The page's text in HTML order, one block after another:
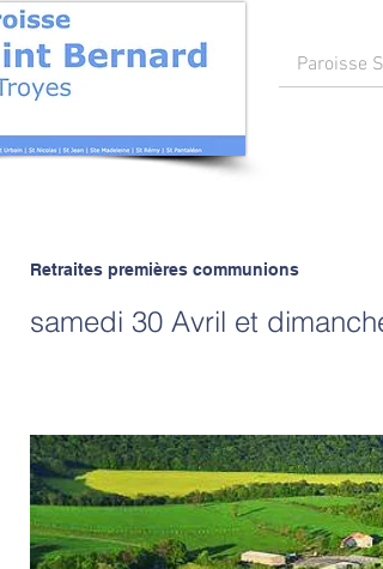
Paroisse
Retraites premières communions
samedi 30 Avril et